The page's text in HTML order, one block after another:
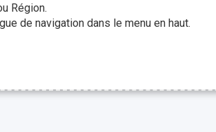
Région.
de navigation dans le menu en haut.